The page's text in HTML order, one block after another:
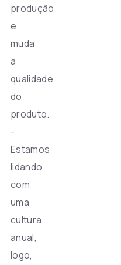
produção
e
muda
a
qualidade
do
produto.
-
Estamos
lidando
com
uma
cultura
anual,
logo,